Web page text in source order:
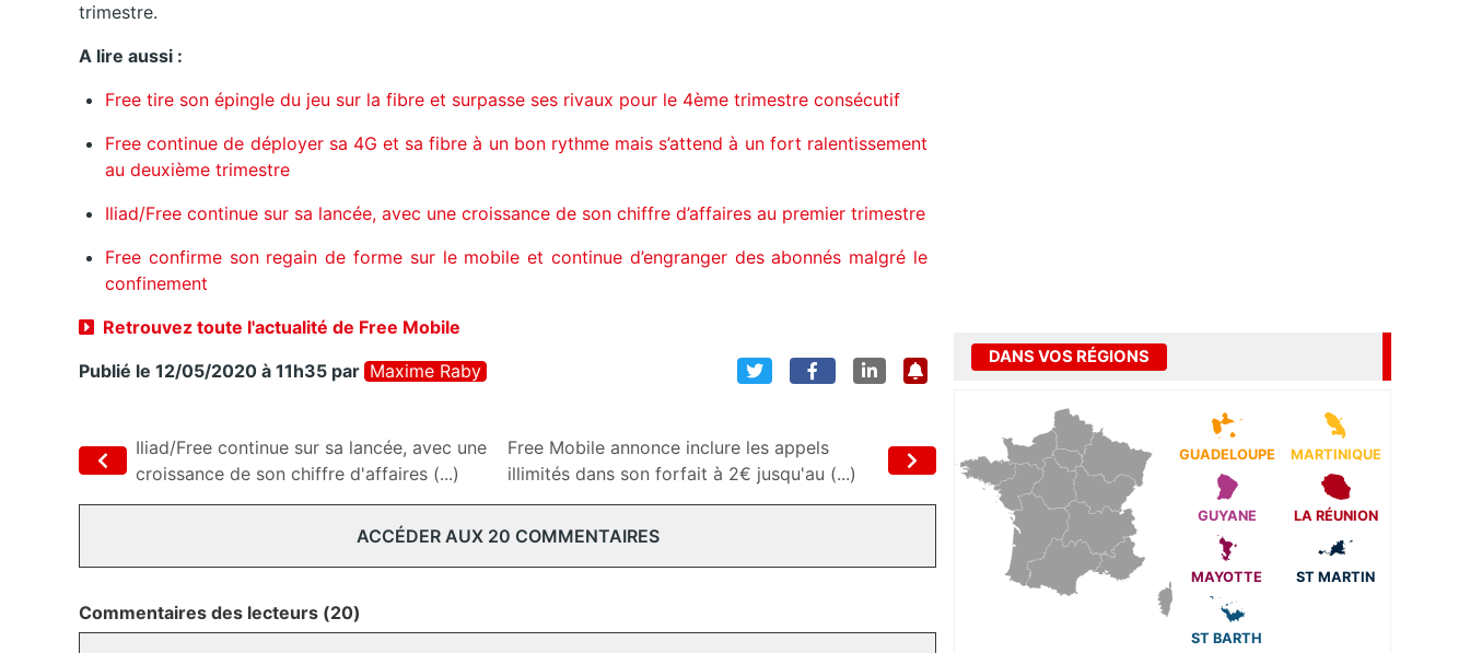
trimestre.
A lire aussi :
Free tire son épingle du jeu sur la fibre et surpasse ses rivaux pour le 4ème trimestre consécutif
Free continue de déployer sa 4G et sa fibre à un bon rythme mais s’attend à un fort ralentissement
au deuxième trimestre
Iliad/Free continue sur sa lancée, avec une croissance de son chiffre d’affaires au premier trimestre
Free confirme son regain de forme sur le mobile et continue d’engranger des abonnés malgré le
confinement
Retrouvez toute l'actualité de Free Mobile
Publié le 12/05/2020 à 11h35 par Maxime Raby
Iliad/Free continue sur sa lancée, avec une
croissance de son chiffre d'affaires (...)
Free Mobile annonce inclure les appels
illimités dans son forfait à 2€ jusqu'au (...)
ACCÉDER AUX 20 COMMENTAIRES
Commentaires des lecteurs (20)
DANS VOS RÉGIONS
GUADELOUPE MARTINIQUE
GUYANE LA RÉUNION
MAYOTTE ST MARTIN
ST BARTH